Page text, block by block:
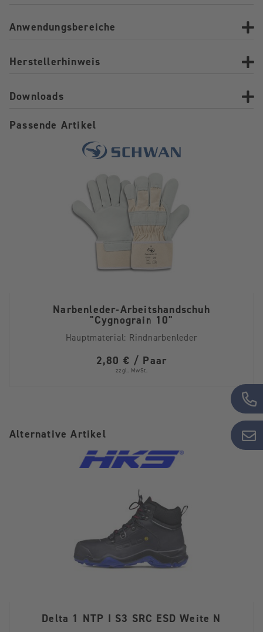
Anwendungsbereiche
Herstellerhinweis
Downloads
Passende Artikel
Narbenleder-Arbeitshandschuh
"Cygnograin 10"
Hauptmaterial: Rindnarbenleder
2,80 € / Paar
zzgl. MwSt.
Alternative Artikel
Delta 1 NTP I S3 SRC ESD Weite N